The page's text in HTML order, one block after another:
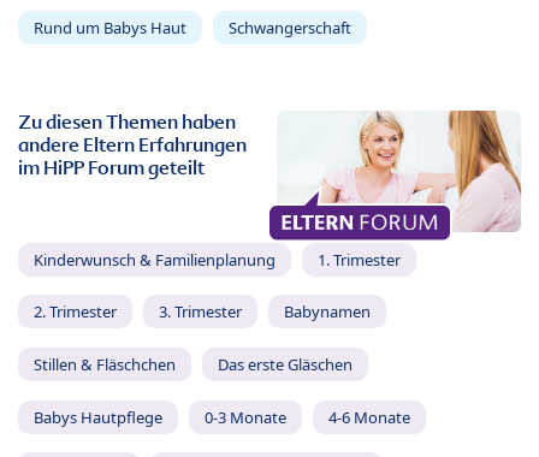
Rund um Babys Haut Schwangerschaft
Zu diesen Themen haben
andere Eltern Erfahrungen
im HiPP Forum geteilt
Kinderwunsch & Familienplanung 1. Trimester
2. Trimester 3. Trimester Babynamen
Stillen & Fläschchen Das erste Gläschen
Babys Hautpflege 0-3 Monate 4-6 Monate